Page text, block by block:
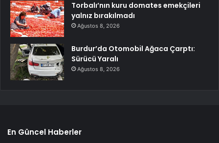
Torbalı’nın kuru domates emekçileri
yalnız bırakılmadı
Ağustos 8, 2026
Burdur’da Otomobil Ağaca Çarptı:
Sürücü Yaralı
Ağustos 8, 2026
En Güncel Haberler